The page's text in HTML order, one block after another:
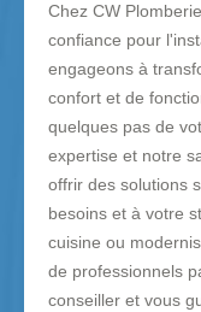
Chez CW
confiance pour
engageons à
confort et de
quelques pas de
expertise et notre
offrir des solutions
besoins et à votre
cuisine ou
de professionnels
conseiller et vous